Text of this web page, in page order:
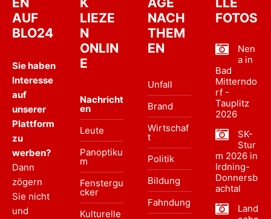
AUF
BLO24
Sie haben
Interesse
auf
unserer
Plattform
zu
werben?
Dann
zögern
Sie nicht
und
LIEZE
N
ONLIN
E
Nachricht
en
Leute
Panoptiku
m
Fenstergu
cker
Kulturelle
NACH
THEM
EN
Unfall
Brand
Wirtschaf
t
Politik
Bildung
Fahndung
FOTOS
Nen
a in
Bad
Mitterndo
rf -
Tauplitz
2026
SK-
Stur
m 2026 in
Irdning-
Donnersb
achtal
Land